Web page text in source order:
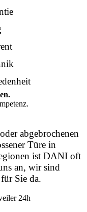
abgebrochenen
Türe in
ist DANI oft
an, wir sind
Sie da.